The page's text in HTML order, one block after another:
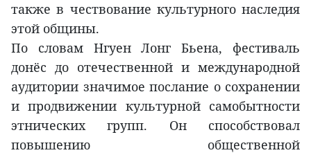
также в чествование культурного наследия
этой общины.
По словам Нгуен Лонг Бьена, фестиваль
донёс до отечественной и международной
аудитории значимое послание о сохранении
и продвижении культурной самобытности
этнических групп. Он способствовал
повышению общественной